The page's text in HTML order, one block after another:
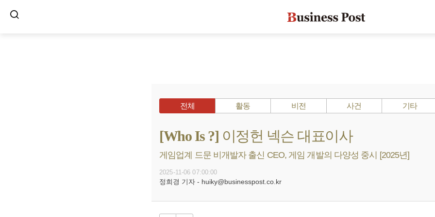
전체 활동 비전 사건 기타
[Who Is ?] 이정헌 넥슨 대표이사
게임업계 드문 비개발자 출신 CEO, 게임 개발의 다양성 중시 [2025년]
2025-11-06 07:00:00
정희경 기자 - huiky@businesspost.co.kr